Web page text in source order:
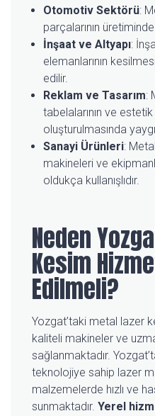
Otomotiv Sektörü:
parçalarının
İnşaat ve Altyapı:
elemanlarının
edilir.
Reklam ve Tasarım:
tabelalarının ve estetik
oluşturulmasında
Sanayi Ürünleri:
makineleri ve
oldukça kullanışlıdır.
Neden
Kesim
Edilmeli?
Yozgat’taki metal lazer
kaliteli makineler ve
sağlanmaktadır.
teknolojiye sahip lazer
malzemelerde hızlı ve
sunmaktadır. Yerel